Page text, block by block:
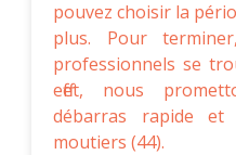
pouvez choisir la
plus. Pour
professionnels se
effet, nous
débarras rapide et
moutiers (44).